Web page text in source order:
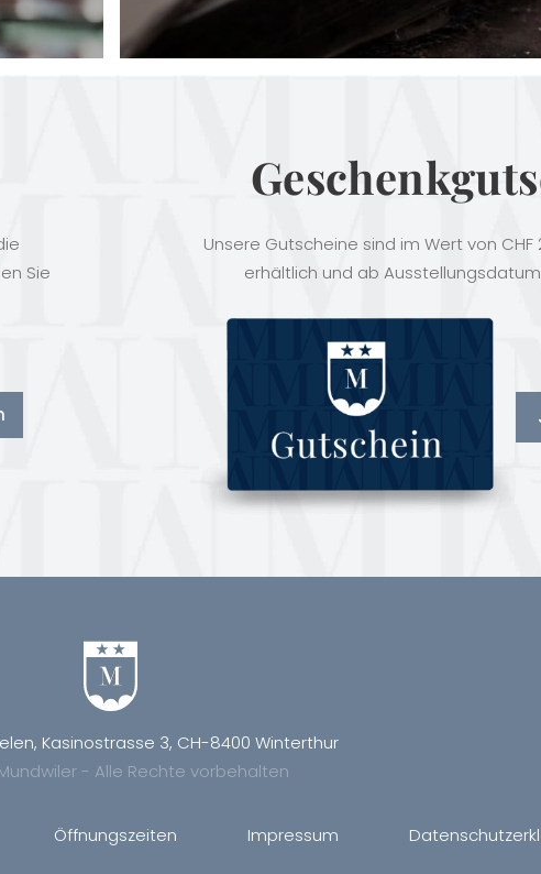
Sie
Unsere Gutscheine sind im Wert von CHF
erhältlich und ab
Kasinostrasse 3, CH-8400 Winterthur
- Alle Rechte vorbehalten
Öffnungszeiten Impressum